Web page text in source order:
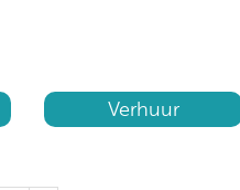
Verhuur